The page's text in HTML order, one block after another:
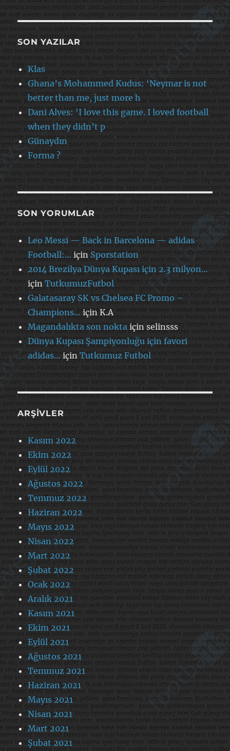
SON YAZILAR
Klas
Ghana’s Mohammed Kudus: ‘Neymar is not
better than me, just more h
Dani Alves: ‘I love this game. I loved football
when they didn’t p
Günaydın
Forma ?
SON YORUMLAR
Leo Messi — Back in Barcelona — adidas
Football:…içinSporstation
2014 Brezilya Dünya Kupası için 2.3 milyon…
içinTutkumuzFutbol
Galatasaray SK vs Chelsea FC Promo –
Champions…içinK.A
Magandalıkta son nokta için selinsss
Dünya Kupası Şampiyonluğu için favori
adidas… içinTutkumuz Futbol
ARŞIVLER
Kasım 2022
Ekim 2022
Eylül 2022
Ağustos 2022
Temmuz 2022
Haziran 2022
Mayıs 2022
Nisan 2022
Mart 2022
Şubat 2022
Ocak 2022
Aralık 2021
Kasım 2021
Ekim 2021
Eylül 2021
Ağustos 2021
Temmuz 2021
Haziran 2021
Mayıs 2021
Nisan 2021
Mart 2021
Şubat 2021